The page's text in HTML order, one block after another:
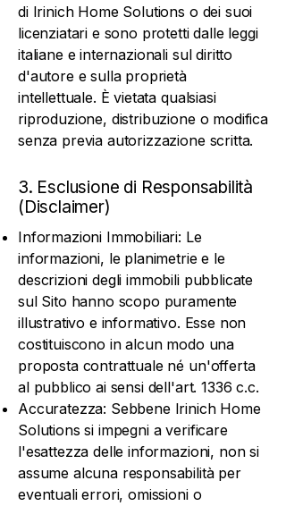
di Irinich Home Solutions o dei suoi
licenziatari e sono protetti dalle leggi
italiane e internazionali sul diritto
d'autore e sulla proprietà
intellettuale. È vietata qualsiasi
riproduzione, distribuzione o modifica
senza previa autorizzazione scritta.
3. Esclusione di Responsabilità
(Disclaimer)
Informazioni Immobiliari: Le
informazioni, le planimetrie e le
descrizioni degli immobili pubblicate
sul Sito hanno scopo puramente
illustrativo e informativo. Esse non
costituiscono in alcun modo una
proposta contrattuale né un'offerta
al pubblico ai sensi dell'art. 1336 c.c.
Accuratezza: Sebbene Irinich Home
Solutions si impegni a verificare
l'esattezza delle informazioni, non si
assume alcuna responsabilità per
eventuali errori, omissioni o